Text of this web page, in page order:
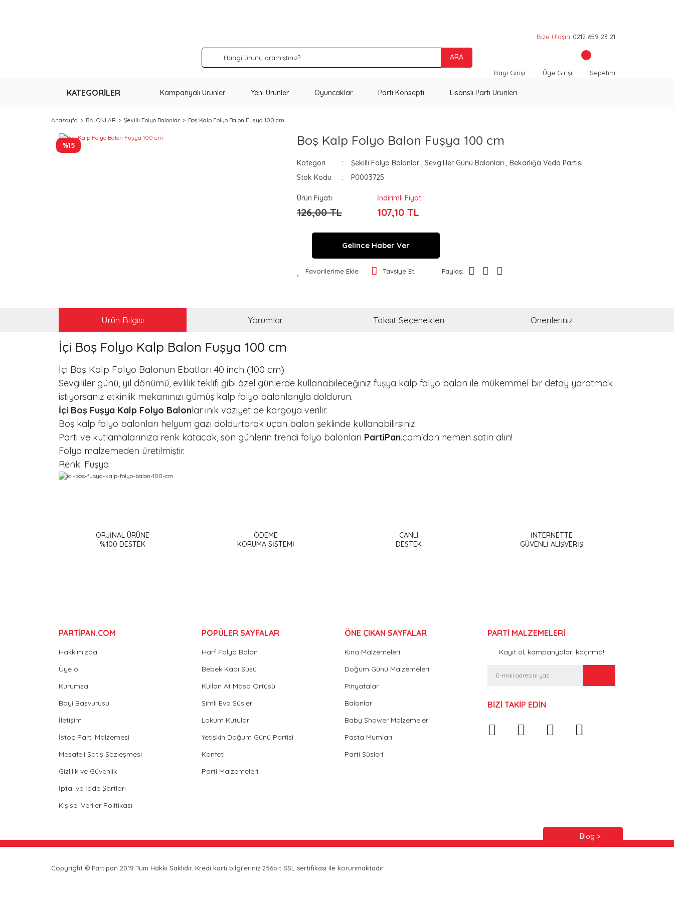
ARA
Bize Ulaşın 0212 659 23 21
Bayi Girişi Üye Girişi Sepetim
KATEGORİLER Kampanyalı Ürünler Yeni Ürünler Oyuncaklar Parti Konsepti Lisanslı Parti Ürünleri
Anasayfa BALONLAR Şekilli Folyo Balonlar Boş Kalp Folyo Balon Fuşya 100 cm
%15 Boş Kalp Folyo Balon Fuşya 100 cm
Kategori Şekilli Folyo Balonlar , Sevgililer Günü Balonları , Bekarlığa Veda Partisi
Stok Kodu
P0003725
Ürün Fiyatı
126,00 TL
İndirimli Fiyat
107,10 TL
Gelince Haber Ver
Favorilerime Ekle Tavsiye Et Paylaş:
Ürün Bilgisi Yorumlar Taksit Seçenekleri Önerileriniz
​İçi Boş Folyo Kalp Balon Fuşya 100 cm
İçi Boş Kalp Folyo Balonun Ebatları 40 inch (100 cm)
Sevgililer günü, yıl dönümü, evlilik teklifi gibi özel günlerde kullanabileceğiniz fuşya kalp folyo balon ile mükemmel bir detay yaratmak
istiyorsanız etkinlik mekanınızı gümüş kalp folyo balonlarıyla doldurun.
İçi Boş Fuşya Kalp Folyo Balonlar inik vaziyet de kargoya verilir.
Boş kalp folyo balonları helyum gazı doldurtarak uçan balon şeklinde kullanabilirsiniz.
Parti ve kutlamalarınıza renk katacak, son günlerin trendi folyo balonları PartiPan.com'dan hemen satın alın!
Folyo malzemeden üretilmiştir.
Renk: Fuşya
Ürün resmi kalitesiz, bozuk veya görüntülenemiyor.
ORJİNAL ÜRÜNE
%100 DESTEK
ÖDEME
KORUMA SİSTEMİ
CANLI
DESTEK
İNTERNETTE
GÜVENLİ ALIŞVERİŞ
PARTİPAN.COM
Hakkımızda
Üye ol
Kurumsal
Bayi Başvurusu
İletişim
İstoç Parti Malzemesi
Mesafeli Satış Sözleşmesi
Gizlilik ve Güvenlik
İptal ve İade Şartları
Kişisel Veriler Politikası
POPÜLER SAYFALAR
Harf Folyo Balon
Bebek Kapı Süsü
Kullan At Masa Örtüsü
Simli Eva Süsler
Lokum Kutuları
Yetişkin Doğum Günü Partisi
Konfeti
Parti Malzemeleri
ÖNE ÇIKAN SAYFALAR
Kına Malzemeleri
Doğum Günü Malzemeleri
Pinyatalar
Balonlar
Baby Shower Malzemeleri
Pasta Mumları
Parti Süsleri
PARTİ MALZEMELERİ
Kayıt ol, kampanyaları kaçırma!
BİZİ TAKİP EDİN
Copyright © Partipan 2019 Tüm Hakkı Saklıdır. Kredi kartı bilgileriniz 256bit SSL sertifikası ile korunmaktadır.
Blog >